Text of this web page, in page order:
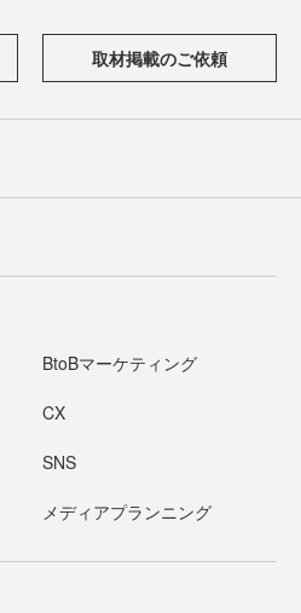
取材掲載のご依頼
BtoBマーケティング
CX
SNS
メディアプランニング